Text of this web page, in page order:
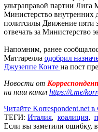
ультраправой партии Лига
Министерство внутренних
политсилы Движение пяти
отвечать за Министерство
Напомним, ранее
Маттарелла одобрил
Джузеппе Конте на пост
Новости от
на наш канал https://t.me/
Читайте Korrespondent.net
ТЕГИ: Италия, коалиция,
Если вы заметили ошибку,